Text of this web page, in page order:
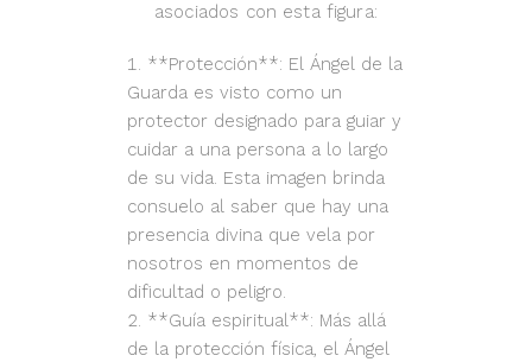
asociados con esta figura:
**Protección**: El Ángel de la
Guarda es visto como un
protector designado para guiar y
cuidar a una persona a lo largo
de su vida. Esta imagen brinda
consuelo al saber que hay una
presencia divina que vela por
nosotros en momentos de
dificultad o peligro.
**Guía espiritual**: Más allá
de la protección física, el Ángel